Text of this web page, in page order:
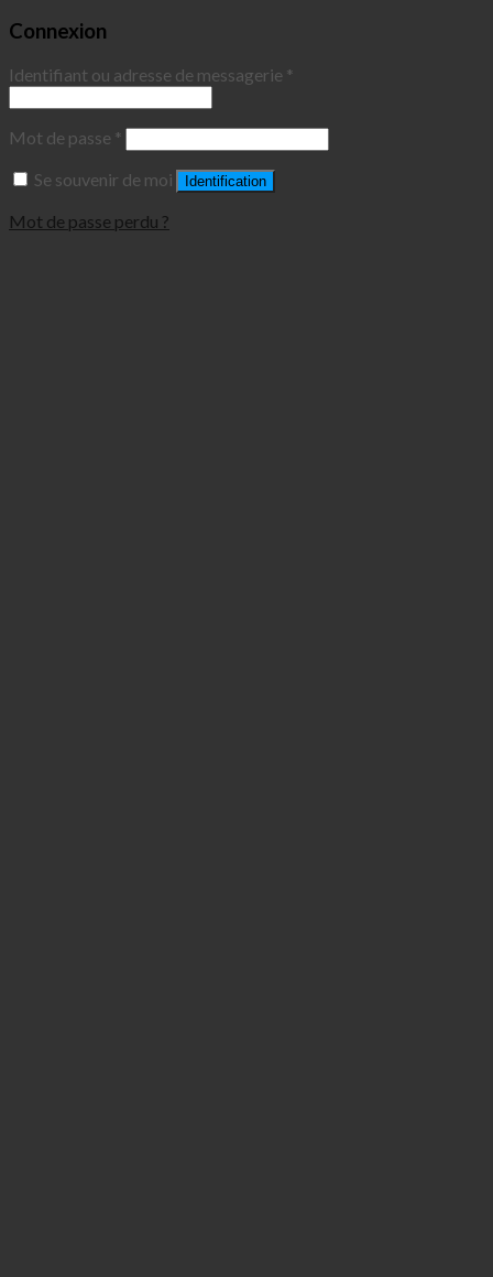
Connexion
Identifiant ou adresse de messagerie *
Mot de passe *
Se souvenir de moi
Identification
Mot de passe perdu ?